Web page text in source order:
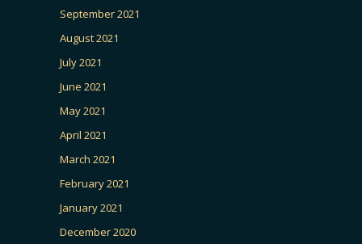
September 2021
August 2021
July 2021
June 2021
May 2021
April 2021
March 2021
February 2021
January 2021
December 2020